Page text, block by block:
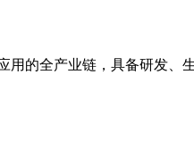
的全产业链，具备研发